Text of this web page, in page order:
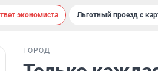
экономиста Льготный проезд с
ГОРОД